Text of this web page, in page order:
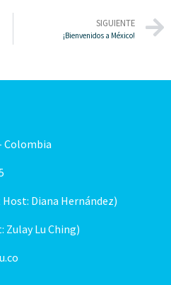
SIGUIENTE
¡Bienvenidos a México!
Colombia
Host: Diana Hernández)
Zulay Lu Ching)